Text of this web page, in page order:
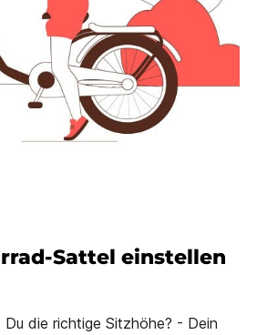
Sattel einstellen
Du die richtige Sitzhöhe? - Dein